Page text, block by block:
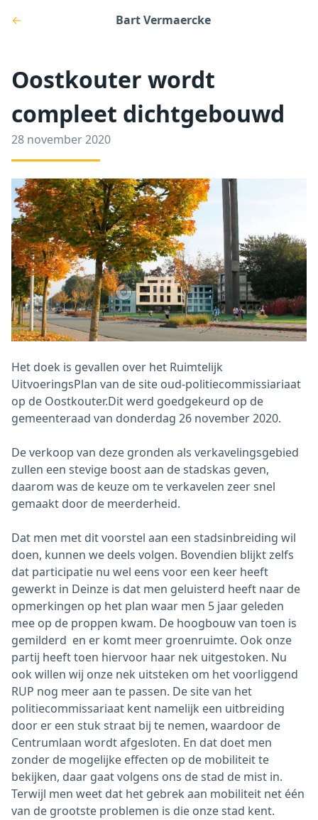
← Bart Vermaercke
Oostkouter wordt
compleet dichtgebouwd
28 november 2020
Het doek is gevallen over het Ruimtelijk
UitvoeringsPlan van de site oud-politiecommissiariaat
op de Oostkouter.Dit werd goedgekeurd op de
gemeenteraad van donderdag 26 november 2020.
De verkoop van deze gronden als verkavelingsgebied
zullen een stevige boost aan de stadskas geven,
daarom was de keuze om te verkavelen zeer snel
gemaakt door de meerderheid.
Dat men met dit voorstel aan een stadsinbreiding wil
doen, kunnen we deels volgen. Bovendien blijkt zelfs
dat participatie nu wel eens voor een keer heeft
gewerkt in Deinze is dat men geluisterd heeft naar de
opmerkingen op het plan waar men 5 jaar geleden
mee op de proppen kwam. De hoogbouw van toen is
gemilderd en er komt meer groenruimte. Ook onze
partij heeft toen hiervoor haar nek uitgestoken. Nu
ook willen wij onze nek uitsteken om het voorliggend
RUP nog meer aan te passen. De site van het
politiecommissariaat kent namelijk een uitbreiding
door er een stuk straat bij te nemen, waardoor de
Centrumlaan wordt afgesloten. En dat doet men
zonder de mogelijke effecten op de mobiliteit te
bekijken, daar gaat volgens ons de stad de mist in.
Terwijl men weet dat het gebrek aan mobiliteit net één
van de grootste problemen is die onze stad kent.